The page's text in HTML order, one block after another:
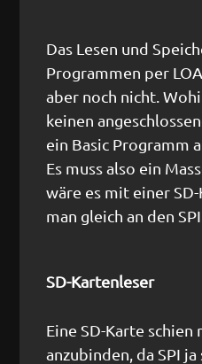
Das Lesen und
Programmen per
aber noch nicht.
keinen
ein Basic Programm
Es muss also ein
wäre es mit einer
man gleich an den
SD-Kartenleser
Eine SD-Karte
anzubinden, da SPI